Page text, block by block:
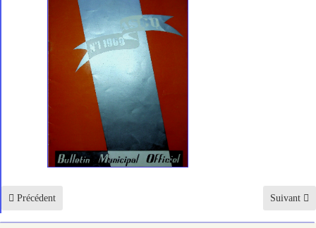
Article précédent : BM Flers-Bourg
Précédent Article
Suivant